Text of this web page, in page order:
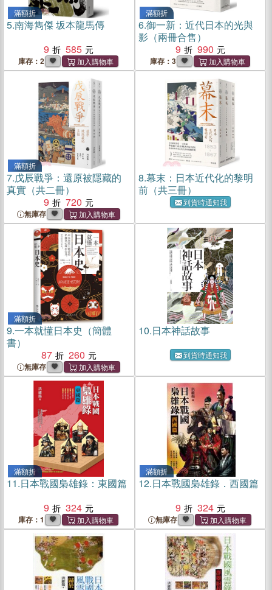
滿額折
5.南海雋傑 坂本龍馬傳
9
585
庫存：2
滿額折
6.御一新：近代日本的光與
影（兩冊合售）
9
990
庫存：3
滿額折
7.戊辰戰爭：還原被隱藏的
真實（共二冊）
9
720
無庫存
8.幕末：日本近代化的黎明
前（共三冊）
到貨時通知我
滿額折
9.一本就懂日本史（簡體
書）
87
260
無庫存
10.日本神話故事
到貨時通知我
滿額折
11.日本戰國梟雄錄：東國篇
9
324
庫存：1
滿額折
12.日本戰國梟雄錄．西國篇
9
324
無庫存